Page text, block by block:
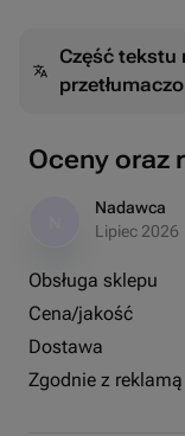
Część tekstu
Oceny oraz
Nadawca
Lipiec 2026
Obsługa sklepu
Cena/jakość
Dostawa
Zgodnie z reklamą